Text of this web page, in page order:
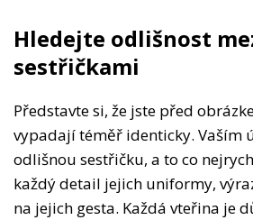
Hledejte odlišnost
sestřičkami
Představte si, že jste před
vypadají téměř identicky. Vaším
odlišnou sestřičku, a to co
každý detail jejich uniformy,
na jejich gesta. Každá vteřina je